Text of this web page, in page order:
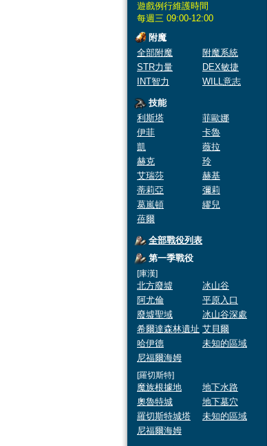
遊戲例行維護時間
每週三 09:00-12:00
附魔
全部附魔
附魔系統
STR力量
DEX敏捷
INT智力
WILL意志
技能
利斯塔
菲歐娜
伊菲
卡魯
凱
薇拉
赫克
玲
艾瑞莎
赫基
蒂莉亞
彌莉
葛嵐頓
繆兒
蓓爾
全部戰役列表
第一季戰役
[庫漢]
北方廢墟
冰山谷
阿尤倫
平原入口
廢墟聖域
冰山谷深處
希爾達森林遺址 艾貝爾
哈伊德
未知的區域
尼福爾海姆
[羅切斯特]
魔族根據地
地下水路
奧魯特城
地下墓穴
羅切斯特城塔
未知的區域
尼福爾海姆